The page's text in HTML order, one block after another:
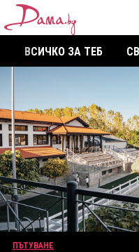
ВСИЧКО ЗА ТЕБ
ПЪТУВАНЕ